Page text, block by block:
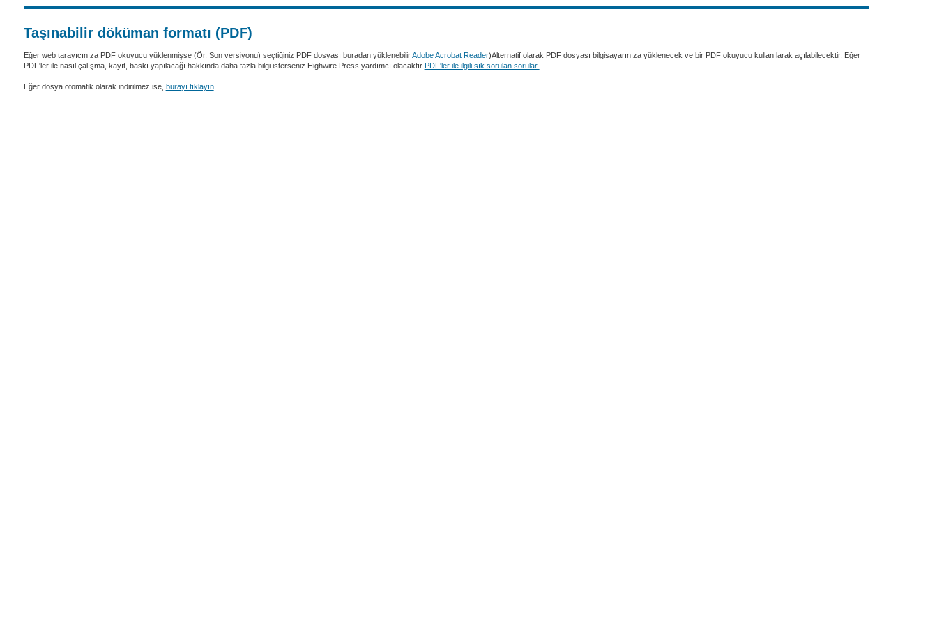
Taşınabilir döküman formatı (PDF)
Eğer web tarayıcınıza PDF okuyucu yüklenmişse (Ör. Son versiyonu) seçtiğiniz PDF dosyası buradan yüklenebilirAdobe Acrobat Reader)Alternatif olarak PDF dosyası bilgisayarınıza yüklenecek ve bir PDF okuyucu kullanılarak açılabilecektir. Eğer
PDF'ler ile nasıl çalışma, kayıt, baskı yapılacağı hakkında daha fazla bilgi isterseniz Highwire Press yardımcı olacaktır PDF'ler ile ilgili sık sorulan sorular
Eğer dosya otomatik olarak indirilmez ise, burayı tıklayın.